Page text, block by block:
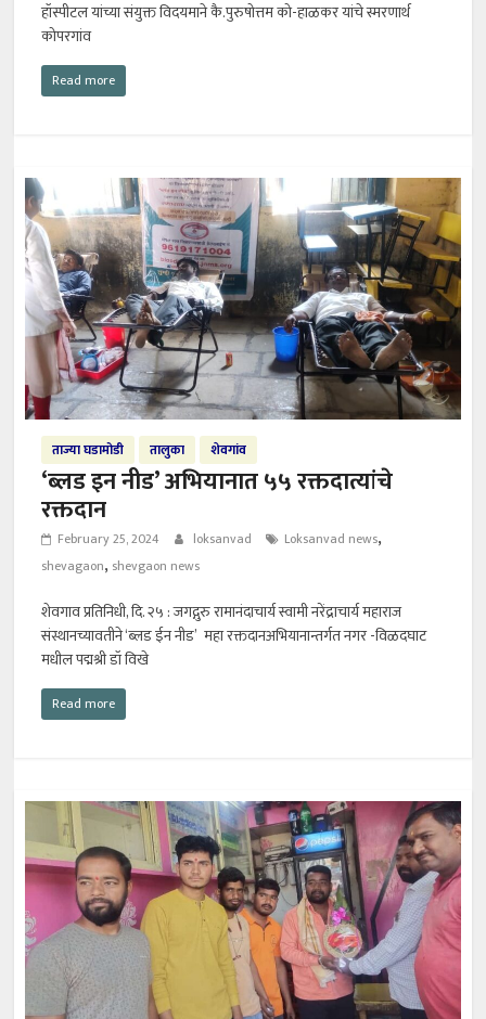
हॉस्पीटल यांच्या संयुक्त विदयमाने कै.पुरुषोत्तम को-हाळकर यांचे स्मरणार्थ
कोपरगांव
Read more
ताज्या घडामोडी तालुका शेवगांव
‘ब्लड इन नीड’ अभियानात ५५ रक्तदात्यांचे
रक्तदान
February 25, 2024 loksanvad Loksanvad news,
shevagaon, shevgaon news
शेवगाव प्रतिनिधी, दि. २५ : जगद्गुरु रामानंदाचार्य स्वामी नरेंद्राचार्य महाराज
संस्थानच्यावतीने ‘ब्लड ईन नीड’ महा रक्तदानअभियानान्तर्गत नगर -विळदघाट
मधील पद्मश्री डॉ विखे
Read more